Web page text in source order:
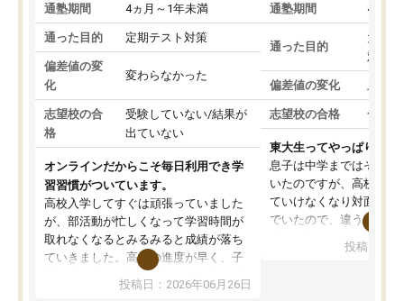
通塾期間 4ヵ月～1年未満
通った目的 定期テスト対策
偏差値の変
化
変わらなかった
志望校の合
格
受験していない/結果が
出ていない
オンラインだからこそ毎日利用でき学
習習慣がついています。
高校入学してすぐは頑張っていました
が、部活動が忙しくなって学習時間が
取れなくなるとみるみると成績が落ち
ていきました。高校の進度が早く、子
供も家に帰って勉強の話すると嫌な反
応を示します。東大先生にお願いして
投稿日：2026年06月26日
通塾期間 4ヵ月
通った目的
大学
対策
偏差値の変化
志望校の合格 合格
東大生ってやっぱりすご
息子は中学まではそこそ
いたのですが、高校に入
ていけなくなり対面の塾
でいたので、違うアプロ
で、当初は模試でD判定
投稿日：